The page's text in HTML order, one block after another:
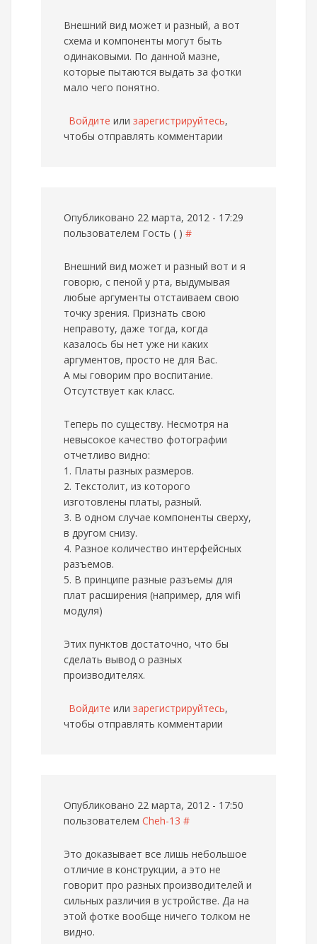
Внешний вид может и разный, а вот
схема и компоненты могут быть
одинаковыми. По данной мазне,
которые пытаются выдать за фотки
мало чего понятно.
Войдите или зарегистрируйтесь,
чтобы отправлять комментарии
Опубликовано 22 марта, 2012 - 17:29
пользователем Гость ( ) #
Внешний вид может и разный вот и я
говорю, с пеной у рта, выдумывая
любые аргументы отстаиваем свою
точку зрения. Признать свою
неправоту, даже тогда, когда
казалось бы нет уже ни каких
аргументов, просто не для Вас.
А мы говорим про воспитание.
Отсутствует как класс.
Теперь по существу. Несмотря на
невысокое качество фотографии
отчетливо видно:
1. Платы разных размеров.
2. Текстолит, из которого
изготовлены платы, разный.
3. В одном случае компоненты сверху,
в другом снизу.
4. Разное количество интерфейсных
разъемов.
5. В принципе разные разъемы для
плат расширения (например, для wifi
модуля)
Этих пунктов достаточно, что бы
сделать вывод о разных
производителях.
Войдите или зарегистрируйтесь,
чтобы отправлять комментарии
Опубликовано 22 марта, 2012 - 17:50
пользователем Cheh-13 #
Это доказывает все лишь небольшое
отличие в конструкции, а это не
говорит про разных производителей и
сильных различия в устройстве. Да на
этой фотке вообще ничего толком не
видно.